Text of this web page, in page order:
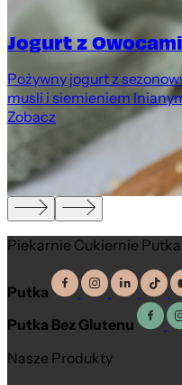
Jogurt z
Pożywny jogurt z
musli i siemieniem
Zobacz
Piekarnie Cukiernie Putka
Putka
Putka Bez Glutenu
Nasze Produkty